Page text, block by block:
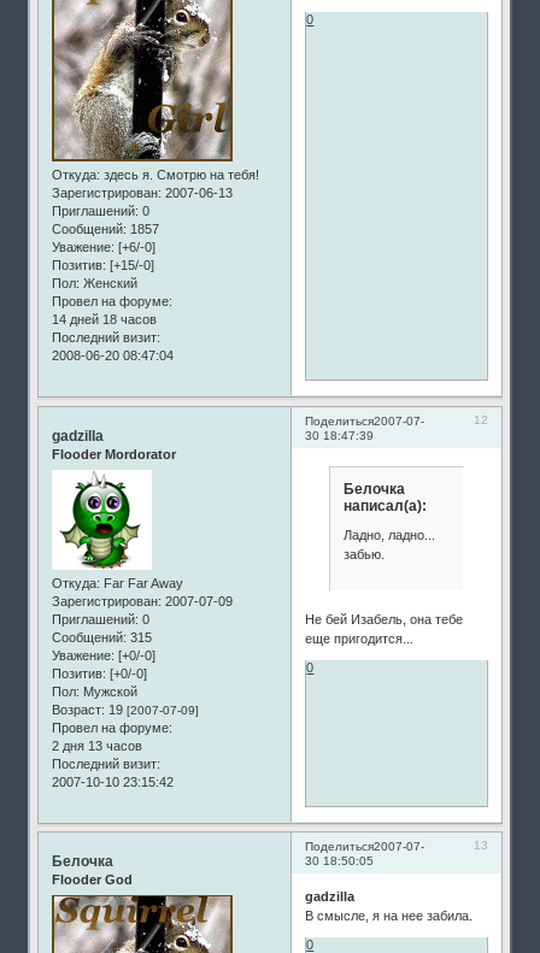
Откуда: здесь я. Смотрю на тебя!
Зарегистрирован: 2007-06-13
Приглашений: 0
Сообщений: 1857
Уважение: [+6/-0]
Позитив: [+15/-0]
Пол: Женский
Провел на форуме:
14 дней 18 часов
Последний визит:
2008-06-20 08:47:04
0
Поделиться 12
2007-07-
30 18:47:39
gadzilla
Flooder Mordorator
Откуда: Far Far Away
Зарегистрирован: 2007-07-09
Приглашений: 0
Сообщений: 315
Уважение: [+0/-0]
Позитив: [+0/-0]
Пол: Мужской
Возраст: 19[2007-07-09]
Провел на форуме:
2 дня 13 часов
Последний визит:
2007-10-10 23:15:42
Белочка
написал(а):
Ладно, ладно...
забью.
Не бей Изабель, она тебе
еще пригодится...
0
Поделиться 13
2007-07-
30 18:50:05
Белочка
Flooder God
gadzilla
В смысле, я на нее забила.
0